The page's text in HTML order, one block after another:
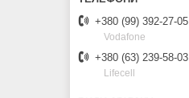
+380 (99) 392-27-05
Vodafone
+380 (63) 239-58-03
Lifecell